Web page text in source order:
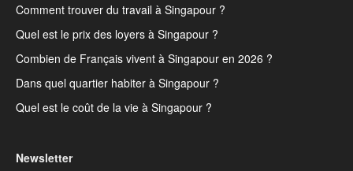
Comment trouver du travail à Singapour ?
Quel est le prix des loyers à Singapour ?
Combien de Français vivent à Singapour en 2026 ?
Dans quel quartier habiter à Singapour ?
Quel est le coût de la vie à Singapour ?
Newsletter